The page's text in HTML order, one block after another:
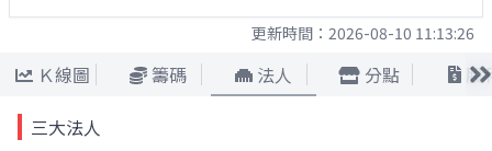
更新時間： 2026-08-10 11:13:26
Ｋ線圖 籌碼 法人 分點
股
三大法人